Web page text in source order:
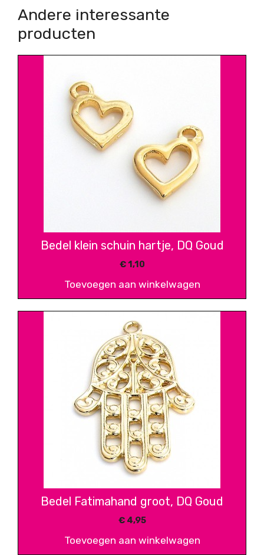
Andere interessante
producten
Bedel klein schuin hartje, DQ Goud
€1,10
Toevoegen aan winkelwagen
Bedel Fatimahand groot, DQ Goud
€4,95
Toevoegen aan winkelwagen